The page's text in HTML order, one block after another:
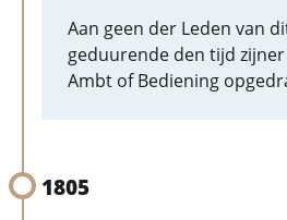
Aan geen der Leden van
geduurende den tijd
Ambt of Bediening
1805